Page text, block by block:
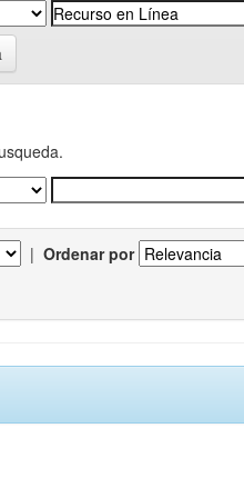
| Ordenar por